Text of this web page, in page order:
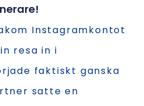
Instagramkontot
resa in i
faktiskt ganska
satte en